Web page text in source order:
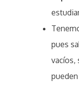
pues
vacíos,